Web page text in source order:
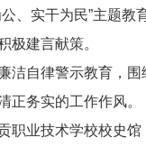
、实干为民”主题
极建言献策。
洁自律警示教育，
正务实的工作作风。
职业技术学校校史